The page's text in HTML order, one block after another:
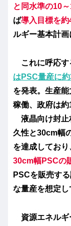
と同水準の10
ば導入目標を
ルギー基本計画
これに呼応す
はPSC量産に
を発表。生産
稼働、政府は
液晶向け封止
久性と30cm幅
を達成しており
30cm幅PSCの
PSCを販売す
な量産を想定し
資源エネルギ